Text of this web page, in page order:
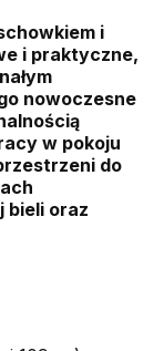
i
i praktyczne,
nowoczesne
w pokoju
do
bieli oraz